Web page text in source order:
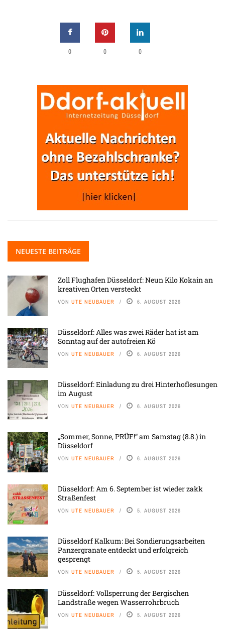
0 0 0
NEUESTE BEITRÄGE
Zoll Flughafen Düsseldorf: Neun Kilo Kokain an
kreativen Orten versteckt
VON UTE NEUBAUER 6. AUGUST 2026
Düsseldorf: Alles was zwei Räder hat ist am
Sonntag auf der autofreien Kö
VON UTE NEUBAUER 6. AUGUST 2026
Düsseldorf: Einladung zu drei Hinterhoflesungen
im August
VON UTE NEUBAUER 6. AUGUST 2026
„Sommer, Sonne, PRÜF!“ am Samstag (8.8.) in
Düsseldorf
VON UTE NEUBAUER 6. AUGUST 2026
Düsseldorf: Am 6. September ist wieder zakk
Straßenfest
VON UTE NEUBAUER 5. AUGUST 2026
Düsseldorf Kalkum: Bei Sondierungsarbeiten
Panzergranate entdeckt und erfolgreich
gesprengt
VON UTE NEUBAUER 5. AUGUST 2026
Düsseldorf: Vollsperrung der Bergischen
Landstraße wegen Wasserrohrbruch
VON UTE NEUBAUER 5. AUGUST 2026